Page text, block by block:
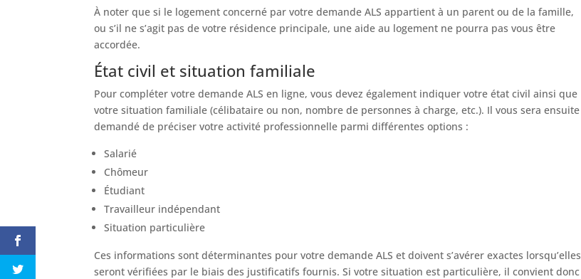
À noter que si le logement concerné par votre demande ALS appartient à un parent ou de la famille,
ou s’il ne s’agit pas de votre résidence principale, une aide au logement ne pourra pas vous être
accordée.
État civil et situation familiale
Pour compléter votre demande ALS en ligne, vous devez également indiquer votre état civil ainsi que
votre situation familiale (célibataire ou non, nombre de personnes à charge, etc.). Il vous sera ensuite
demandé de préciser votre activité professionnelle parmi différentes options :
Salarié
Chômeur
Étudiant
Travailleur indépendant
Situation particulière
Ces informations sont déterminantes pour votre demande ALS et doivent s’avérer exactes lorsqu’elles
seront vérifiées par le biais des justificatifs fournis. Si votre situation est particulière, il convient donc